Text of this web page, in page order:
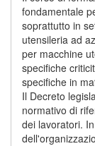
fondamentale
soprattutto in
utensileria ad
per macchine
specifiche
specifiche in
Il Decreto
normativo di
dei lavoratori.